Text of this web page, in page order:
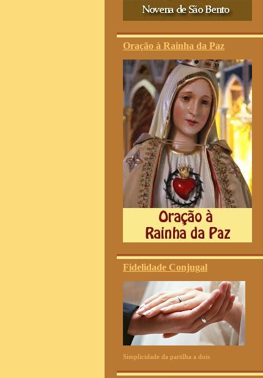
Oração à Rainha da Paz
Fidelidade Conjugal
Simplicidade da partilha a dois